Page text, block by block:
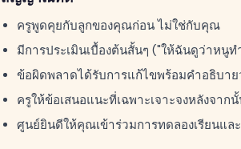
ครูพูดคุยกับลูกของคุณก่อน ไม่ใช่กับคุณ
มีการประเมินเบื้องต้นสั้นๆ ("ให้ฉันดูว่าหนู
ข้อผิดพลาดได้รับการแก้ไขพร้อมคำอธิบา
ครูให้ข้อเสนอแนะที่เฉพาะเจาะจงหลังจาก
ศูนย์ยินดีให้คุณเข้าร่วมการทดลองเรียนแล